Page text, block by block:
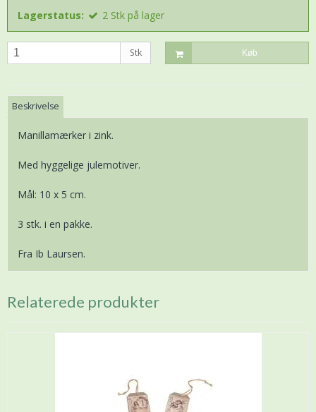
Lagerstatus: 2 Stk på lager
Stk Køb
Beskrivelse
Manillamærker i zink.
Med hyggelige julemotiver.
Mål: 10 x 5 cm.
3 stk. i en pakke.
Fra Ib Laursen.
Relaterede produkter